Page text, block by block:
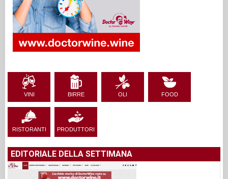
VINI BIRRE OLI FOOD
RISTORANTI PRODUTTORI
EDITORIALE DELLA SETTIMANA